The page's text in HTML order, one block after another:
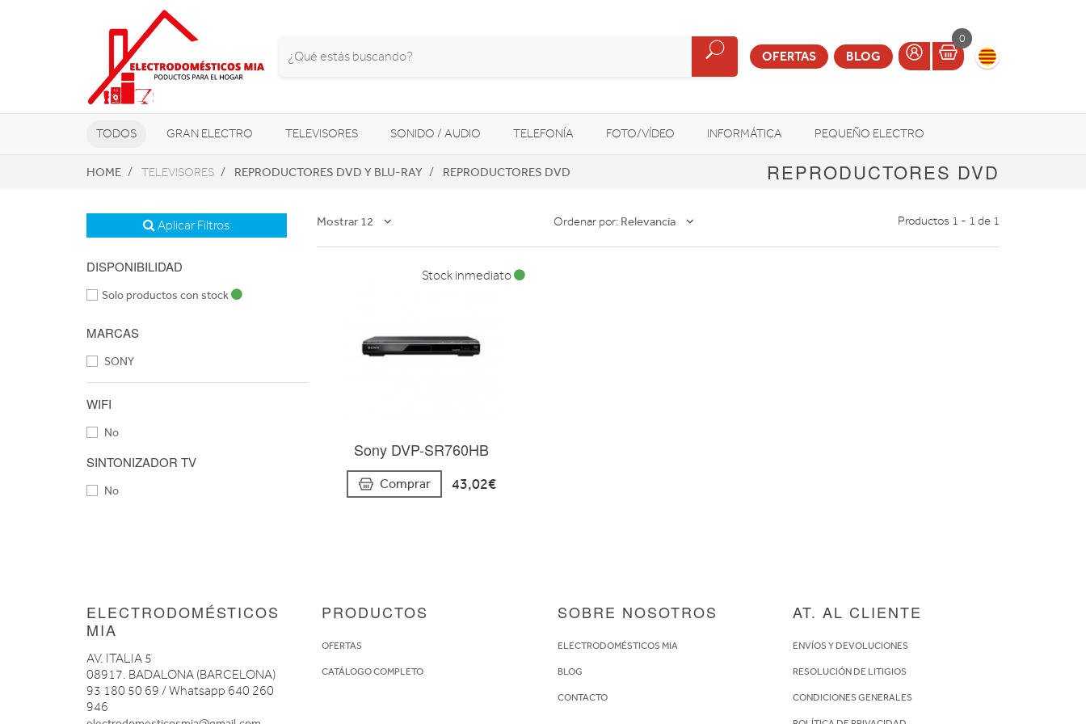
OFERTAS BLOG
0
TODOS GRAN ELECTRO TELEVISORES SONIDO / AUDIO TELEFONÍA FOTO/VÍDEO INFORMÁTICA PEQUEÑO ELECTRO
CLIMATIZACIÓN Y CALEFACCIÓN MOVILIDAD URBANA NAVEGADORES GPS OTROS
HOME TELEVISORES REPRODUCTORES DVD Y BLU-RAY REPRODUCTORES DVD REPRODUCTORES DVD
Aplicar Filtros
DISPONIBILIDAD
Solo productos con stock
MARCAS
SONY
WIFI
No
SINTONIZADOR TV
No
Mostrar 12 Ordenar por: Relevancia Productos 1 - 1 de 1
Sony DVP-SR760HB
Comprar 43,02€
Stock inmediato
ELECTRODOMÉSTICOS
MIA
AV. ITALIA 5
08917. BADALONA (BARCELONA)
93 180 50 69 / Whatsapp 640 260
946
PRODUCTOS
OFERTAS
CATÁLOGO COMPLETO
SOBRE NOSOTROS
ELECTRODOMÉSTICOS MIA
BLOG
CONTACTO
AT. AL CLIENTE
ENVÍOS Y DEVOLUCIONES
RESOLUCIÓN DE LITIGIOS
CONDICIONES GENERALES